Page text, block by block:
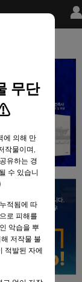
무단
에 의해 만
작물이며,
유하는 경
수 있습니
)
적됨에 따
로 피해를
악습을 뿌
저작물 불
적발된 자에